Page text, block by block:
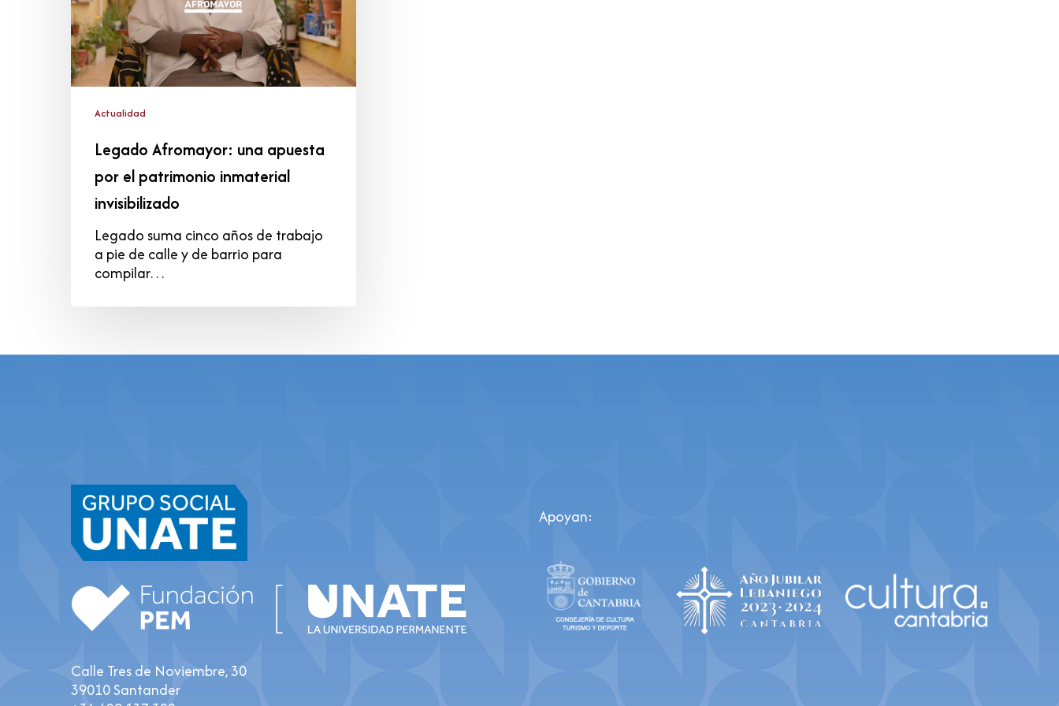
patrimonio
inmaterial
invisibilizado
Actualidad
Legado Afromayor: una apuesta
por el patrimonio inmaterial
invisibilizado
Legado suma cinco años de trabajo
a pie de calle y de barrio para
compilar…
Calle Tres de Noviembre, 30
39010 Santander
Apoyan: